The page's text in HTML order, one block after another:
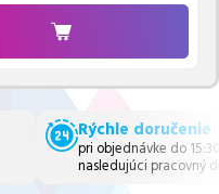
Rýchle doručenie
pri objednávke do
nasledujúci pracovný